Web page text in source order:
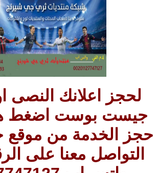
لحجز اعلانك النصى
جيست بوست اضغط
حجز الخدمة من
التواصل معنا على